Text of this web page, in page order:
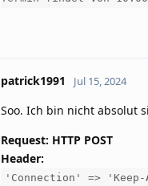
patrick1991 Jul 15, 2024
Soo. Ich bin nicht absolut
Request: HTTP POST
Header:
'Connection' =>